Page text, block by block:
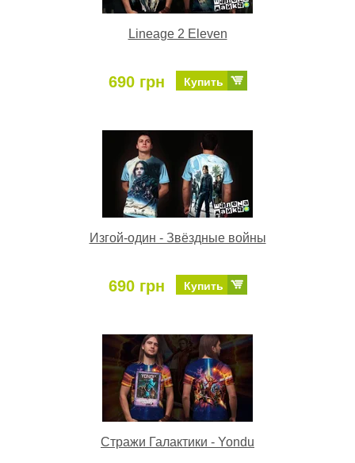
Lineage 2 Eleven
690 грн Купить
Изгой-один - Звёздные войны
690 грн Купить
Стражи Галактики - Yondu